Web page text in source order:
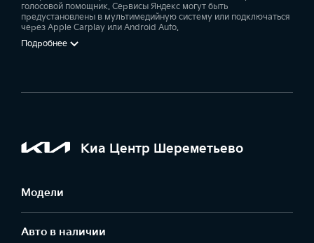
голосовой помощник. Сервисы Яндекс могут быть
предустановлены в мультимедийную систему или подключаться
через Apple Carplay или Android Auto.
Подробнее
Киа Центр Шереметьево
Модели
Авто в наличии